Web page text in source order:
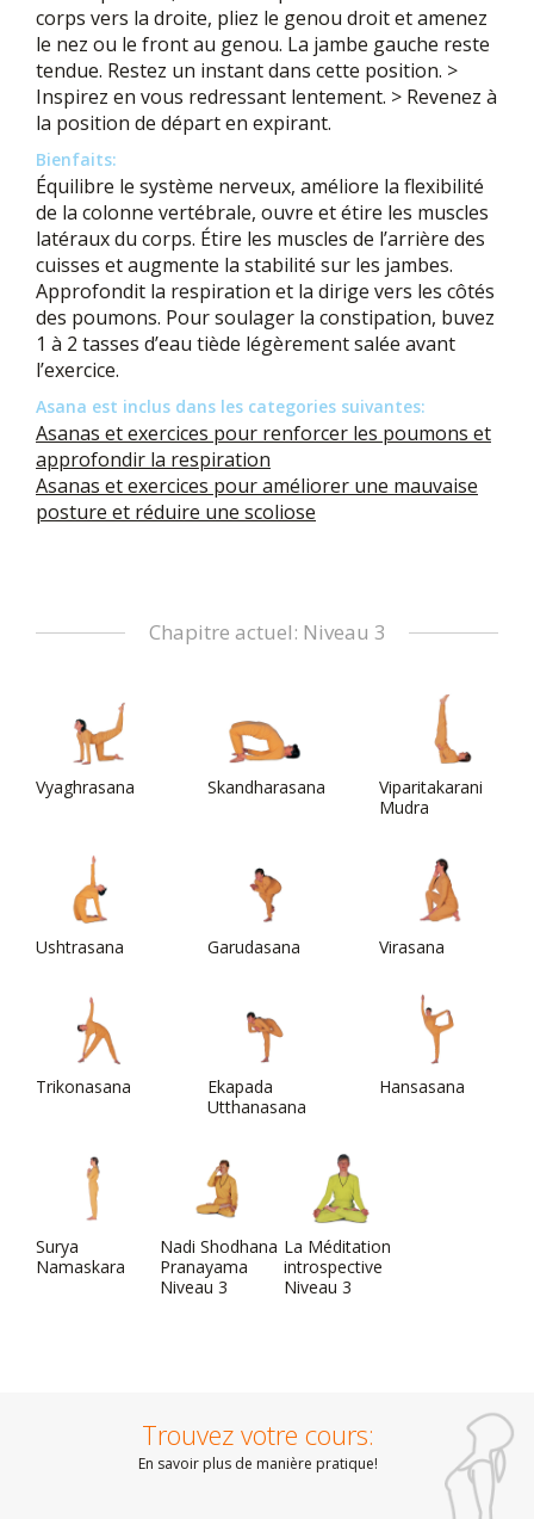
corps vers la droite, pliez le genou droit et amenez
le nez ou le front au genou. La jambe gauche reste
tendue. Restez un instant dans cette position. >
Inspirez en vous redressant lentement. > Revenez à
la position de départ en expirant.
Bienfaits:
Équilibre le système nerveux, améliore la flexibilité
de la colonne vertébrale, ouvre et étire les muscles
latéraux du corps. Étire les muscles de l’arrière des
cuisses et augmente la stabilité sur les jambes.
Approfondit la respiration et la dirige vers les côtés
des poumons. Pour soulager la constipation, buvez
1 à 2 tasses d’eau tiède légèrement salée avant
l’exercice.
Asana est inclus dans les categories suivantes:
Asanas et exercices pour renforcer les poumons et
approfondir la respiration
Asanas et exercices pour améliorer une mauvaise
posture et réduire une scoliose
Chapitre actuel: Niveau 3
Vyaghrasana Skandharasana
Viparitakarani
Mudra
Ushtrasana Garudasana Virasana
Trikonasana
Ekapada
Utthanasana
Hansasana
Surya
Namaskara
Nadi Shodhana
Pranayama
Niveau 3
La Méditation
introspective
Niveau 3
Trouvez votre cours:
En savoir plus de manière pratique!